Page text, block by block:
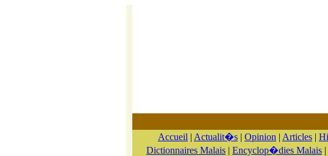
Accueil | Actualit�s | Opinion | Articles |
Dictionnaires Malais | Encyclop�dies Malais |